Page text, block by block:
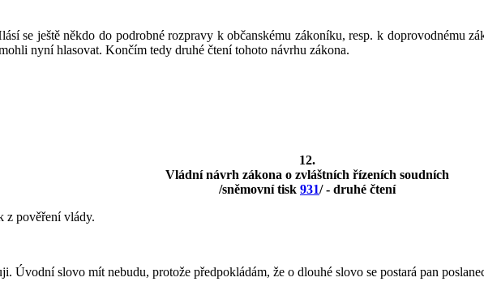
se ještě někdo do podrobné rozpravy k občanskému zákoníku, resp. k doprovodnému
nyní hlasovat. Končím tedy druhé čtení tohoto návrhu zákona.
12.
Vládní návrh zákona o zvláštních řízeních soudních
/sněmovní tisk 931/ - druhé čtení
z pověření vlády.
Úvodní slovo mít nebudu, protože předpokládám, že o dlouhé slovo se postará pan